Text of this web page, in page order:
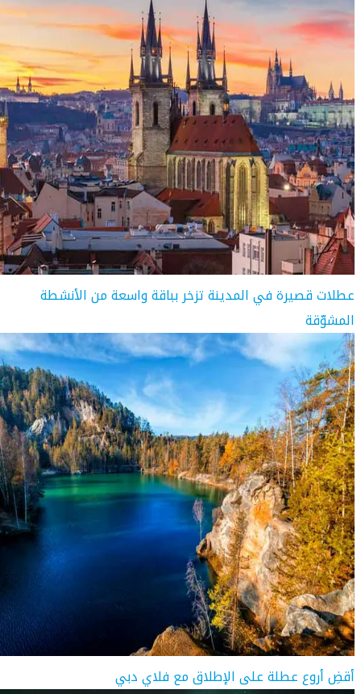
عطلات قصيرة في المدينة تزخر بباقة واسعة من الأنشطة
المشوّقة
أقضِ أروع عطلة على الإطلاق مع فلاي دبي